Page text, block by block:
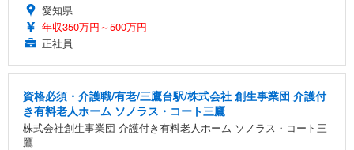
愛知県
年収350万円～500万円
正社員
資格必須・介護職/有老/三鷹台駅/株式会社 創生事業団 介護付
き有料老人ホーム ソノラス・コート三鷹
株式会社創生事業団 介護付き有料老人ホーム ソノラス・コート三
鷹